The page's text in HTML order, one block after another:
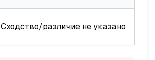
Сходство/различие не указано